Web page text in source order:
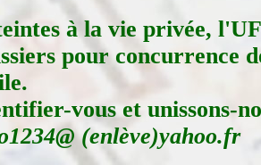
à la vie privée,
pour concurrence
vous et unissons-
(enlève)yahoo.fr